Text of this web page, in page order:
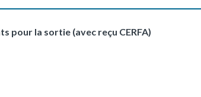
pour la sortie (avec reçu CERFA)